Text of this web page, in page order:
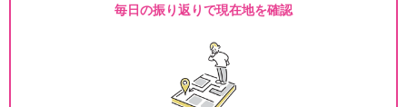
毎日の振り返りで現在地を確認